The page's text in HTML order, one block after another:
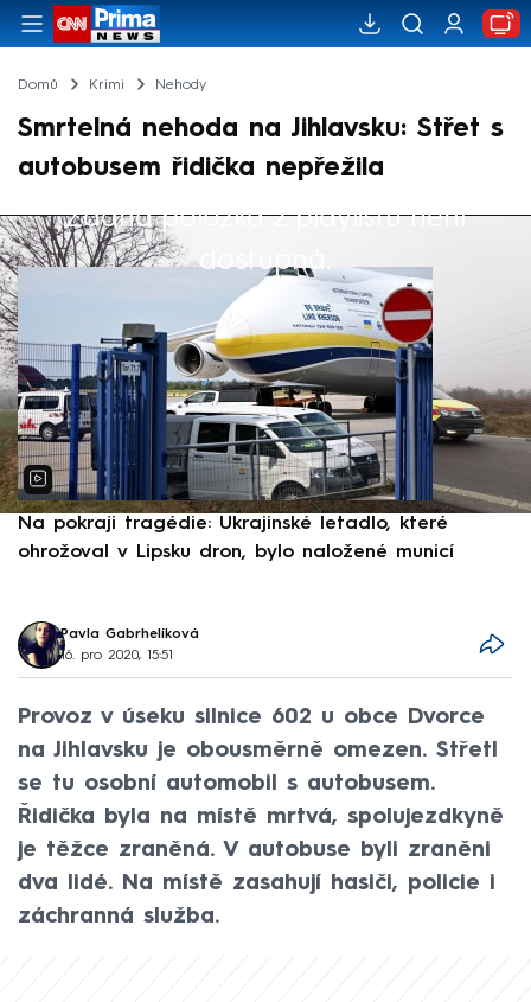
Domů Krimi Nehody
Smrtelná nehoda na Jihlavsku: Střet s
autobusem řidička nepřežila
Žádná položka z playlistu není
dostupná.
Výběr redakce
Na pokraji tragédie: Ukrajinské letadlo, které
ohrožoval v Lipsku dron, bylo naložené municí
Pavla Gabrhelíková
16. pro 2020, 15:51
Provoz v úseku silnice 602 u obce Dvorce
na Jihlavsku je obousměrně omezen. Střetl
se tu osobní automobil s autobusem.
Řidička byla na místě mrtvá, spolujezdkyně
je těžce zraněná. V autobuse byli zraněni
dva lidé. Na místě zasahují hasiči, policie i
záchranná služba.